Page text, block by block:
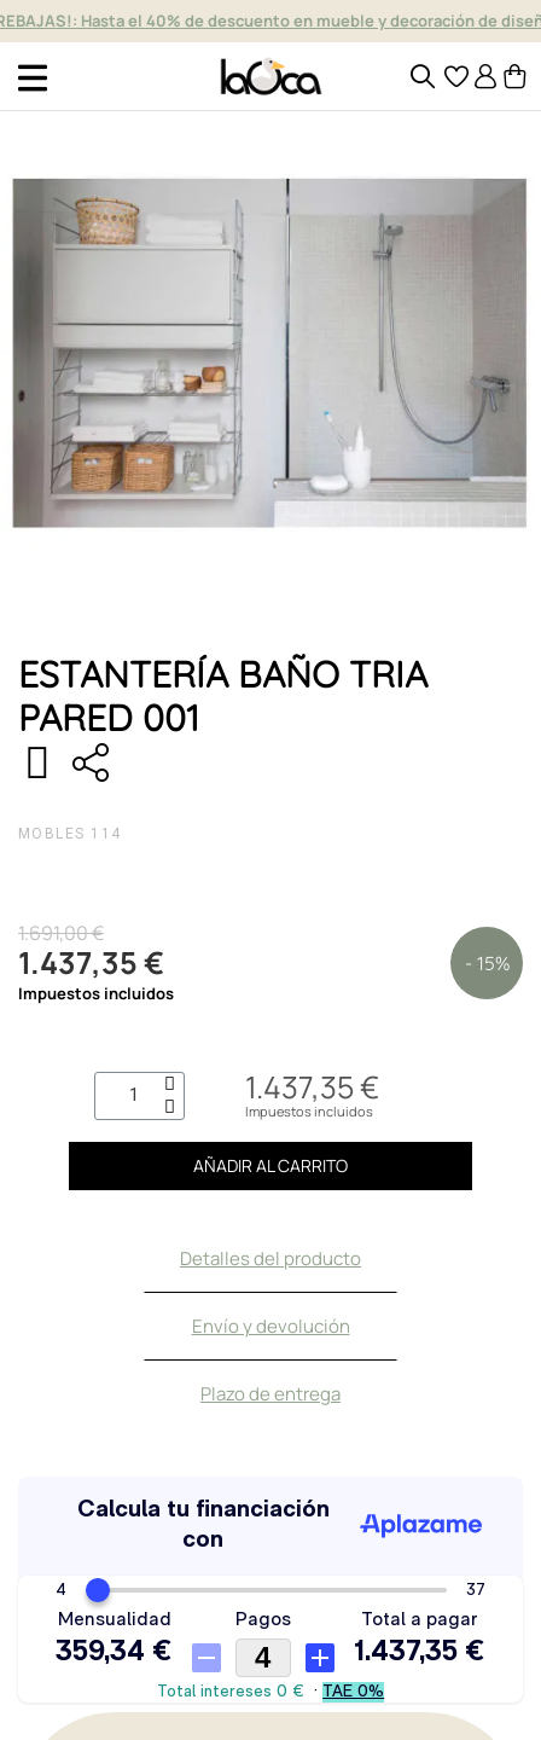
Hasta el 40% de descuento en mueble y decoración de
ESTANTERÍA BAÑO TRIA
PARED 001
MOBLES 114
1.691,00 €
1.437,35 € - 15%
Impuestos incluidos
1.437,35 €
Impuestos incluidos
AÑADIR AL CARRITO
Detalles del producto
Envío y devolución
Plazo de entrega